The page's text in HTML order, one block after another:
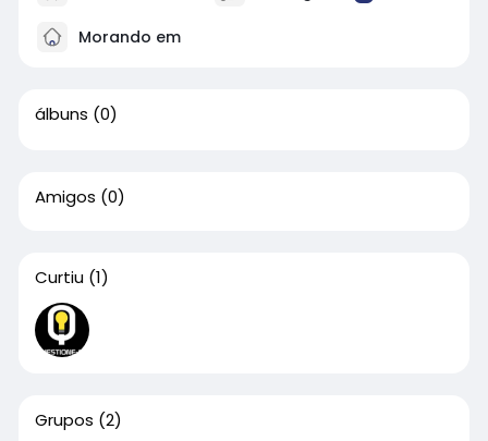
Morando em
álbuns (0)
Amigos (0)
Curtiu (1)
Grupos (2)